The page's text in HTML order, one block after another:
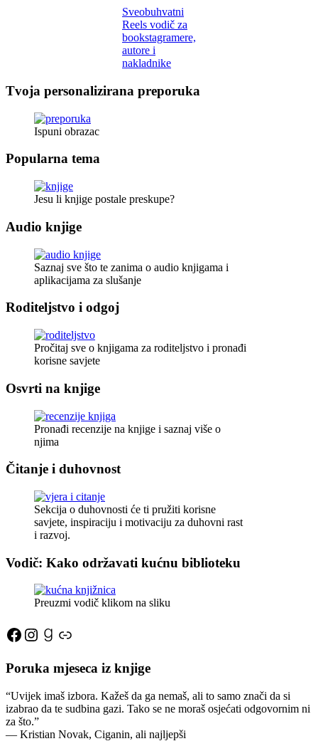
Sveobuhvatni
Reels vodič za
bookstagramere,
autore i
nakladnike
Tvoja personalizirana preporuka
Ispuni obrazac
Popularna tema
Jesu li knjige postale preskupe?
Audio knjige
Saznaj sve što te zanima o audio knjigama i
aplikacijama za slušanje
Roditeljstvo i odgoj
Pročitaj sve o knjigama za roditeljstvo i pronađi
korisne savjete
Osvrti na knjige
Pronađi recenzije na knjige i saznaj više o
njima
Čitanje i duhovnost
Sekcija o duhovnosti će ti pružiti korisne
savjete, inspiraciju i motivaciju za duhovni rast
i razvoj.
Vodič: Kako održavati kućnu biblioteku
Preuzmi vodič klikom na sliku
Facebook
Instagram
Goodreads
Link
Poruka mjeseca iz knjige
“Uvijek imaš izbora. Kažeš da ga nemaš, ali to samo znači da si
izabrao da te sudbina gazi. Tako se ne moraš osjećati odgovornim ni
za što.”
― Kristian Novak, Ciganin, ali najljepši